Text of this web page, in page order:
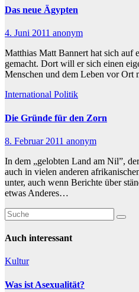
Das neue Ägypten
4. Juni 2011 anonym
Matthias Matt Bannert hat sich auf
gemacht. Dort will er sich einen
Menschen und dem Leben vor
International Politik
Die Gründe für den Zorn
8. Februar 2011 anonym
In dem „gelobten Land am Nil”,
auch in vielen anderen
unter, auch wenn Berichte über
etwas Anderes…
Auch interessant
Kultur
Was ist Asexualität?